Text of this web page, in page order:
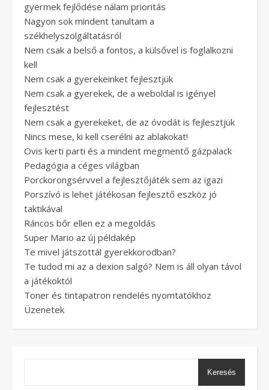
gyermek fejlődése nálam prioritás
Nagyon sok mindent tanultam a
székhelyszolgáltatásról
Nem csak a belső a fontos, a külsővel is foglalkozni
kell
Nem csak a gyerekeinket fejlesztjük
Nem csak a gyerekek, de a weboldal is igényel
fejlesztést
Nem csak a gyerekeket, de az óvodát is fejlesztjük
Nincs mese, ki kell cserélni az ablakokat!
Ovis kerti parti és a mindent megmentő gázpalack
Pedagógia a céges világban
Porckorongsérvvel a fejlesztőjáték sem az igazi
Porszívó is lehet játékosan fejlesztő eszköz jó
taktikával
Ráncos bőr ellen ez a megoldás
Super Mario az új példakép
Te mivel játszottál gyerekkorodban?
Te tudod mi az a dexion salgó? Nem is áll olyan távol
a játékoktól
Toner és tintapatron rendelés nyomtatókhoz
Üzenetek
Keresés